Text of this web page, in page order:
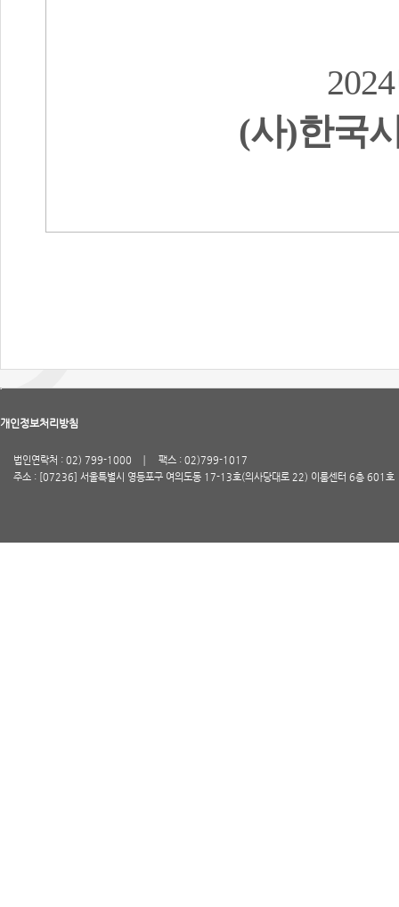
2024
(사)한국
개인정보처리방침
법인연락처 : 02) 799-1000
팩스 : 02)799-1017
주소 : [07236] 서울특별시 영등포구 여의도동 17-13호(의사당대로 22) 이룸센터 6층 601호